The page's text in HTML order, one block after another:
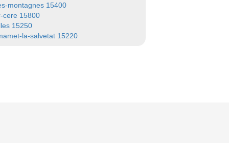
montagnes 15400
cere 15800
15250
la-salvetat 15220